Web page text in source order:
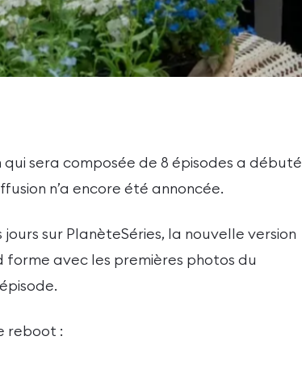
sera composée de 8 épisodes a débuté
n’a encore été annoncée.
sur PlanèteSéries, la nouvelle version
forme avec les premières photos du
reboot :